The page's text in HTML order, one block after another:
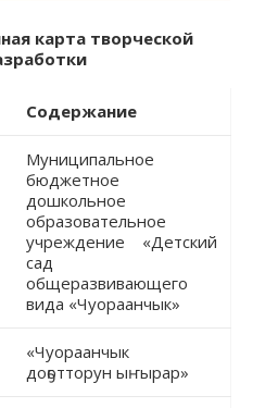
карта творческой
Содержание
Муниципальное
бюджетное
дошкольное
образовательное
учреждение «Детский
сад
общеразвивающего
вида «Чуораанчык»
«Чуораанчык
доҕотторун ыҥырар»